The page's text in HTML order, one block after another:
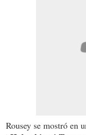
Rousey se mostró en